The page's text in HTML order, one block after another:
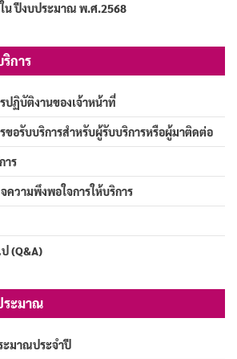
น ปีงบประมาณ พ.ศ.2568
การ
ปฏิบัติงานของเจ้าหน้าที่
ขอรับบริการสำหรับผู้รับบริการหรือผู้มาติดต่อ
าร
ความพึงพอใจการให้บริการ
(Q&A)
ระมาณ
ะมาณประจำปี